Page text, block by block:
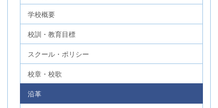
学校概要
校訓・教育目標
スクール・ポリシー
校章・校歌
沿革